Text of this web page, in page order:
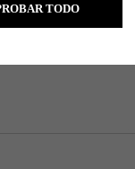
TODO